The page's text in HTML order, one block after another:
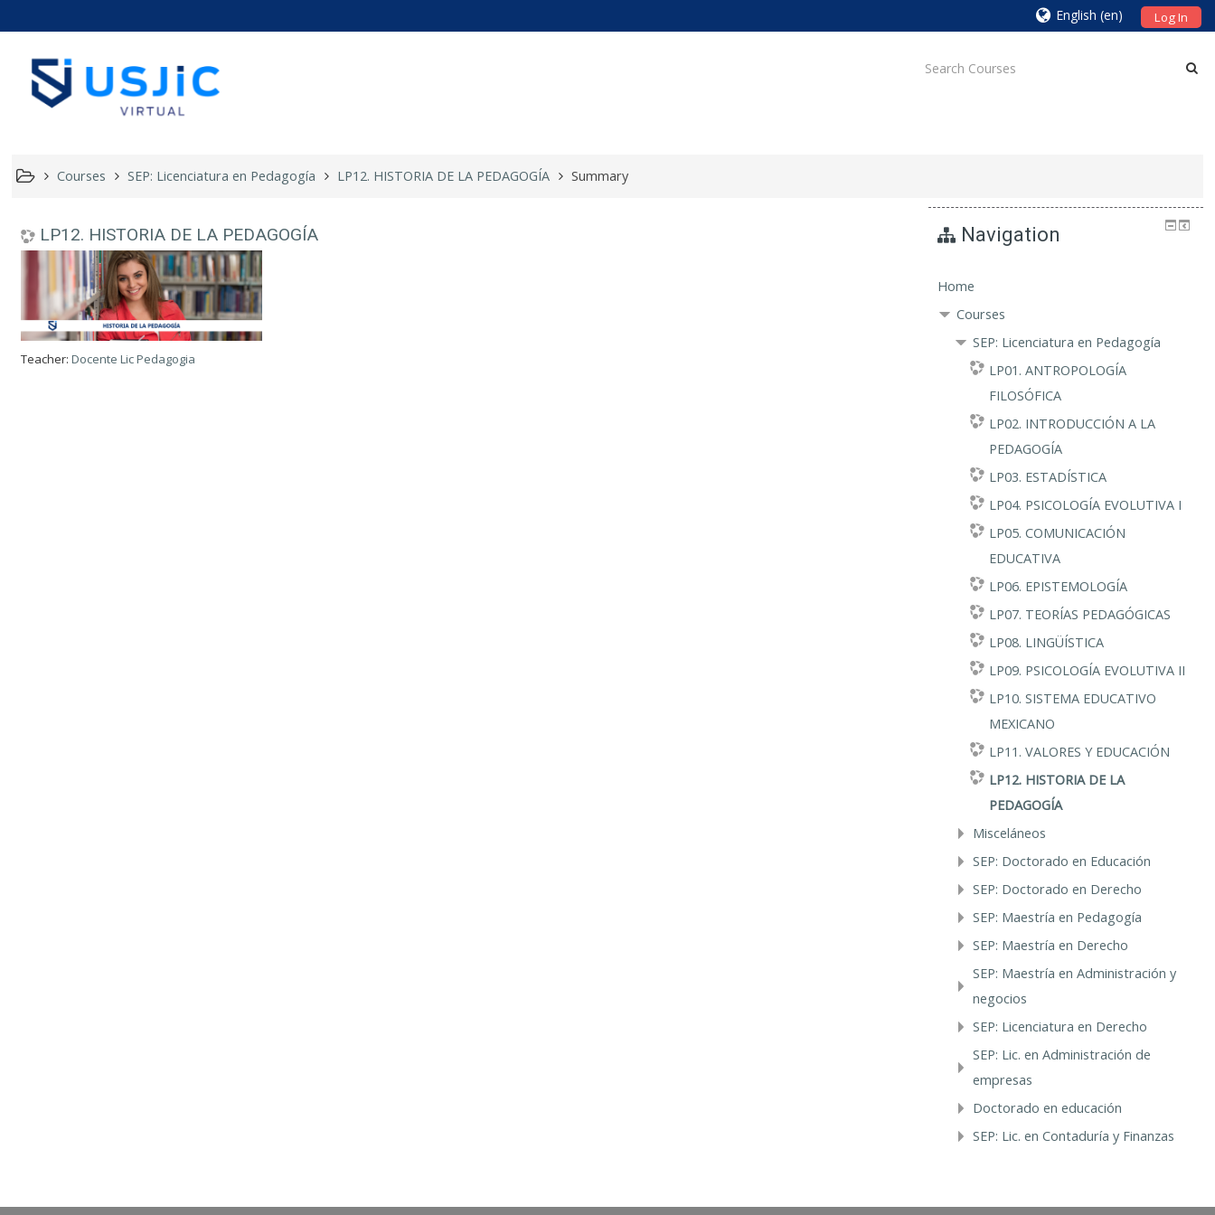
Log In
English ‎(en)‎
Courses SEP: Licenciatura en Pedagogía LP12. HISTORIA DE LA PEDAGOGÍA Summary
LP12. HISTORIA DE LA PEDAGOGÍA
Teacher:Docente Lic Pedagogia
Navigation
Home
Courses
SEP: Licenciatura en Pedagogía
LP01. ANTROPOLOGÍA
FILOSÓFICA
LP02. INTRODUCCIÓN A LA
PEDAGOGÍA
LP03. ESTADÍSTICA
LP04. PSICOLOGÍA EVOLUTIVA I
LP05. COMUNICACIÓN
EDUCATIVA
LP06. EPISTEMOLOGÍA
LP07. TEORÍAS PEDAGÓGICAS
LP08. LINGÜÍSTICA
LP09. PSICOLOGÍA EVOLUTIVA II
LP10. SISTEMA EDUCATIVO
MEXICANO
LP11. VALORES Y EDUCACIÓN
LP12. HISTORIA DE LA
PEDAGOGÍA
Misceláneos
SEP: Doctorado en Educación
SEP: Doctorado en Derecho
SEP: Maestría en Pedagogía
SEP: Maestría en Derecho
SEP: Maestría en Administración y
negocios
SEP: Licenciatura en Derecho
SEP: Lic. en Administración de
empresas
Doctorado en educación
SEP: Lic. en Contaduría y Finanzas